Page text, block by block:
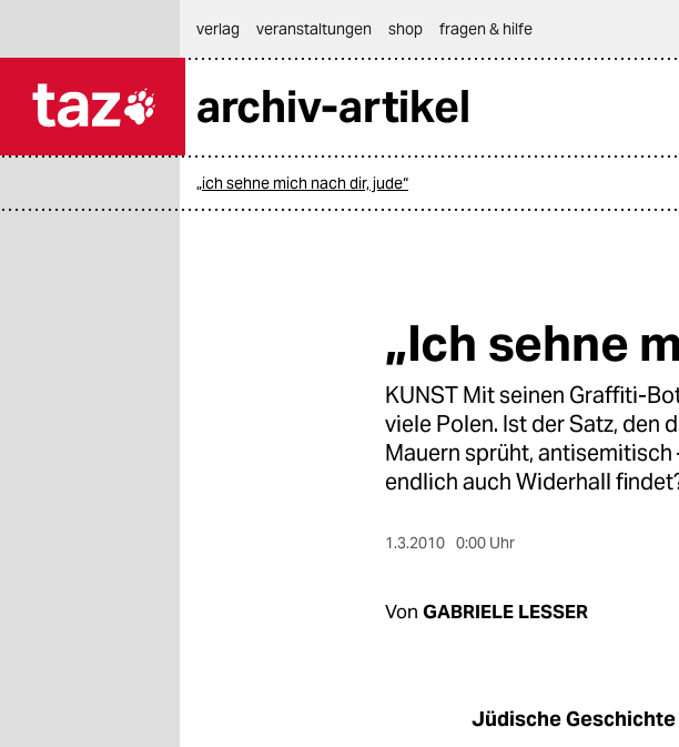
themen
verlag
veranstaltungen shop fragen & hilfe
archiv-artikel
„ich sehne mich nach dir, jude“
„Ich sehne
KUNST Mit seinen Graffiti-
viele Polen. Ist der Satz, den
Mauern sprüht, antisemitisch
endlich auch Widerhall
1.3.2010 0:00 Uhr
Von GABRIELE LESSER
Jüdische Geschichte